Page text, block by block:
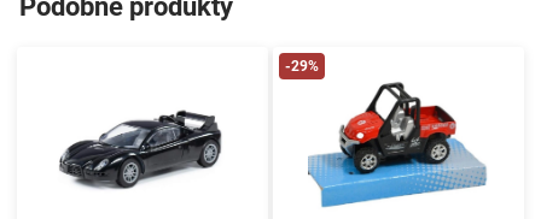
Podobné produkty
-29%